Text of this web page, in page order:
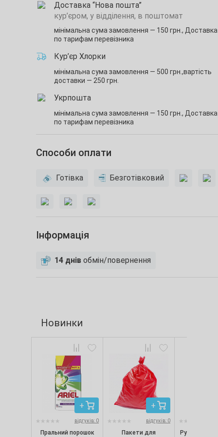
Доставка “Нова пошта”
кур’єром, у відділення, в поштомат
мінімальна сума замовлення — 150 грн.,
по тарифам перевізника
Кур’єр Хлорки
мінімальна сума замовлення — 500 грн.,вартість
доставки — 250 грн.
Укрпошта
мінімальна сума замовлення — 150 грн.,
по тарифам перевізника
Способи оплати
Готівка Безготівковий
Інформація
14 днів обмін/повернення
Новинки
відгуків: 0
Пральний порошок
відгуків: 0
Пакети для
Рукавички